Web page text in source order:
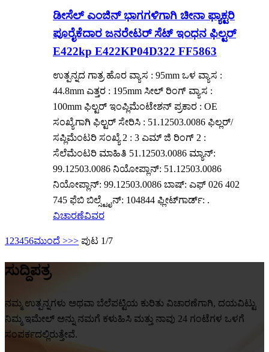
ಡೀಸೆಲ್ ಎಂಜಿನ್ ಭಾಗಗಳಿಗಾಗಿ ಚೀನಾ ಫ್ಯಾಕ್ಟರಿ
ಪೂರೈಕೆದಾರ ಜನರೇಟರ್ ಸೆಟ್ ಇಂಧನ ಫಿಲ್ಟರ್
E422kp E422KP04D322 FF5863
ಉತ್ಪನ್ನದ ಗಾತ್ರ ಹೊರ ವ್ಯಾಸ : 95mm ಒಳ ವ್ಯಾಸ :
44.8mm ಎತ್ತರ : 195mm ಸೀಲ್ ರಿಂಗ್ ವ್ಯಾಸ :
100mm ಫಿಲ್ಟರ್ ಇಂಪ್ಲಿಮೆಂಟೇಶನ್ ಪ್ರಕಾರ : OE
ಸಂಖ್ಯೆಗಾಗಿ ಫಿಲ್ಟರ್ ಸೇರಿಸಿ : 51.12503.0086 ಫಿಲ್ಲರ್/
ಸಪ್ಲಿಮೆಂಟರಿ ಸಂಖ್ಯೆ 2 : 3 ಎಮ್ ಜಿ ರಿಂಗ್ 2 :
ಸೆಲೆಮೆಂಟರಿ ಮಾಹಿತಿ 51.12503.0086 ಮ್ಯಾನ್:
99.12503.0086 ನಿಯೋಪ್ಲಾನ್: 51.12503.0086
ನಿಯೋಪ್ಲಾನ್: 99.12503.0086 ಬಾಷ್: ಎಫ್ 026 402
745 ಫೆಬಿ ಬಿಲ್ಸ್ಟೈನ್: 104844 ಫ್ಲೀಟ್‌ಗಾರ್ಡ್: .
ವಿಚಾರಣೆವಿವರ
1 23456ಮುಂದೆ >>> ಪುಟ 1/7
ಸುದ್ದಿಪತ್ರ
ನಮ್ಮ ಉತ್ಪನ್ನಗಳು ಅಥವಾ ಬೆಲೆಪಟ್ಟಿಯ ಕುರಿತು ವಿಚಾರಣೆಗಾಗಿ, ದಯವಿಟ್ಟು
ನಿಮ್ಮ ಇಮೇಲ್ ಅನ್ನು ನಮಗೆ ಕಳುಹಿಸಿ ಮತ್ತು ನಾವು 24 ಗಂಟೆಗಳ ಒಳಗೆ
ಸಂಪರ್ಕದಲ್ಲಿರುತ್ತೇವೆ.